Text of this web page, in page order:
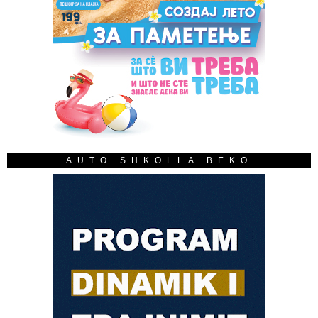
AUTO SHKOLLA BEKO